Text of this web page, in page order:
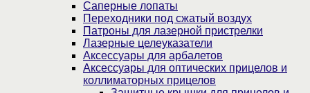
Саперные лопаты
Переходники под сжатый воздух
Патроны для лазерной пристрелки
Лазерные целеуказатели
Аксессуары для арбалетов
Аксессуары для оптических прицелов и
коллиматорных прицелов